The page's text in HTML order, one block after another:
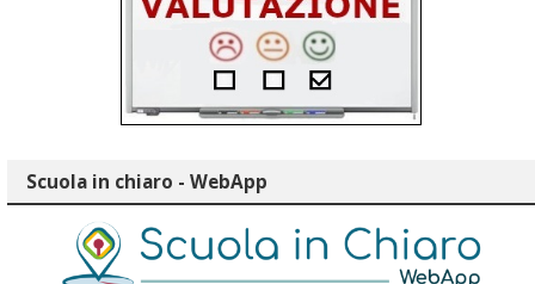
Scuola in chiaro - WebApp